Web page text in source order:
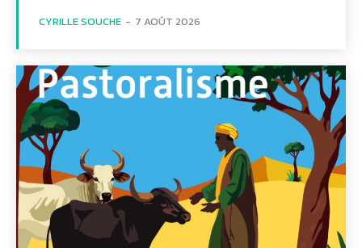
CYRILLE SOUCHE - 7 AOÛT 2026